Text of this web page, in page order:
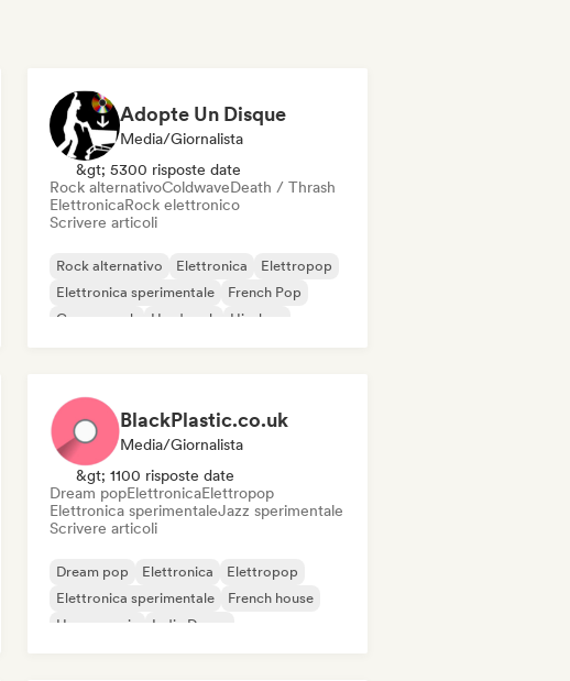
Adopte Un Disque
Media/Giornalista
&gt; 5300 risposte date
Rock alternativoColdwaveDeath / Thrash
ElettronicaRock elettronico
Scrivere articoli
Rock alternativo Elettronica
Elettropop
Elettronica sperimentale
French Pop
Garage rock
Hard rock Hip-hop
BlackPlastic.co.uk
Media/Giornalista
&gt; 1100 risposte date
Dream popElettronicaElettropop
Elettronica sperimentaleJazz sperimentale
Scrivere articoli
Dream pop Elettronica
Elettropop
Elettronica sperimentale
French house
House music
Indie Dance